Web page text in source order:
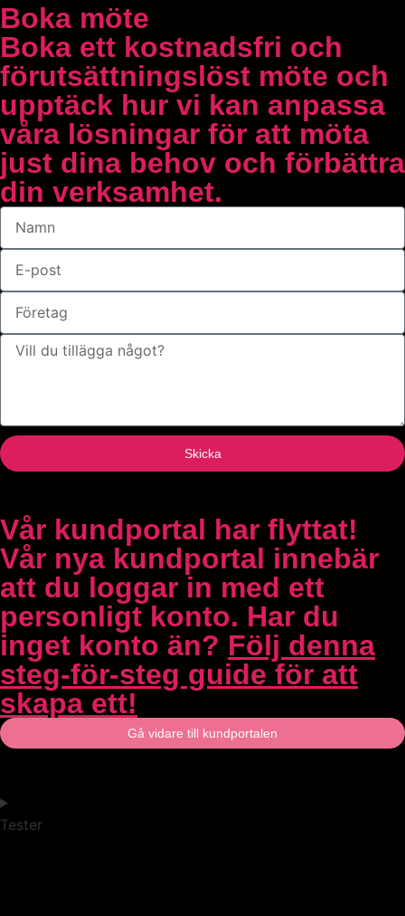
Boka möte
Boka ett kostnadsfri och
förutsättningslöst möte och
upptäck hur vi kan anpassa
våra lösningar för att möta
just dina behov och förbättra
din verksamhet.
Skicka
Vår kundportal har flyttat!
Vår nya kundportal innebär
att du loggar in med ett
personligt konto. Har du
inget konto än? Följ denna
steg-för-steg guide för att
skapa ett!
Gå vidare till kundportalen
Tester